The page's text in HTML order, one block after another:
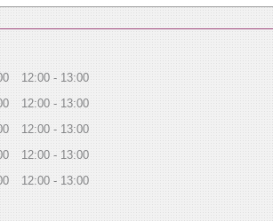
12:00
13:00
12:00
13:00
12:00
13:00
12:00
13:00
12:00
13:00